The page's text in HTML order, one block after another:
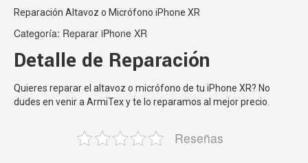
Reparación Altavoz o Micrófono iPhone XR
Categoría: Reparar iPhone XR
Detalle de Reparación
Quieres reparar el altavoz o micrófono de tu iPhone XR? No
dudes en venir a ArmiTex y te lo reparamos al mejor precio.
Reseñas